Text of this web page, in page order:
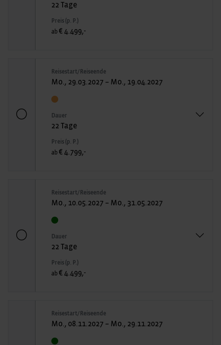
22 Tage
Preis (p. P.)
ab € 4.499,-
Reisestart/Reiseende
Mo., 29.03.2027 – Mo., 19.04.2027
Dauer
22 Tage
Preis (p. P.)
ab € 4.799,-
Reisestart/Reiseende
Mo., 10.05.2027 – Mo., 31.05.2027
Dauer
22 Tage
Preis (p. P.)
ab € 4.499,-
Reisestart/Reiseende
Mo., 08.11.2027 – Mo., 29.11.2027